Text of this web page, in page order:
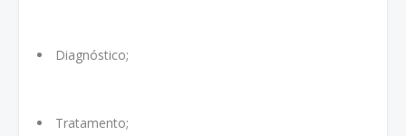
Diagnóstico;
Tratamento;